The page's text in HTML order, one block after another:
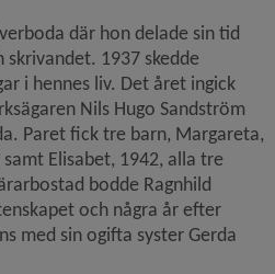
där hon delade sin tid
1937 skedde
i hennes liv. Det året ingick
Nils Hugo Sandström
Paret fick tre barn, Margareta,
Elisabet, 1942, alla tre
bodde Ragnhild
och några år efter
med sin ogifta syster Gerda